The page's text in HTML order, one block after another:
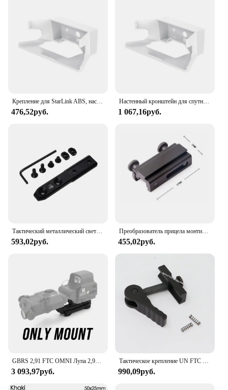
Крепление для StarLink ABS, настенное крепление, защита маршрутизатора, звездное соединение, Интернет комплект, кронштейны, держатель, крепление для сетки маршрутизатора StarLink V2
476,52руб.
Настенный кронштейн для спутниковой антенны Starlink V2 ABS
1 067,16руб.
Тактический металлический светильник для оружия, страйкбольный светодиодный светильник для разведки, линейное крепление, подходит для системы MLOK для SF M300 M600 PLHV2, уличный фонарик
593,02руб.
Преобразователь прицела монтируемый ласточкин хвост от 20 мм до 11 мм низкопрофильный рельсовый адаптер для охотничьей оптики
455,02руб.
GBRS 2,91 FTC OMNI Лупа 2,91 дюйма оптическая Центральная линия с быстрой отправкой
3 093,97руб.
Тактическое крепление UN FTC для G33 G43 увеличительного прицела, крепление для прицела 551 552 553 голографическая красная точка SIight, быстрое крепление
990,09руб.